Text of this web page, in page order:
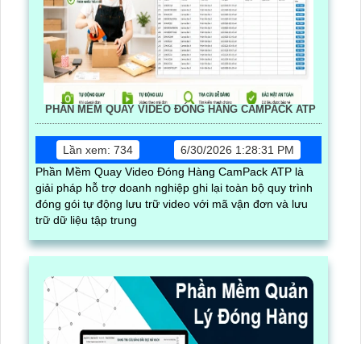
PHẦN MỀM QUAY VIDEO ĐÓNG HÀNG CAMPACK ATP
Lần xem: 734
6/30/2026 1:28:31 PM
Phần Mềm Quay Video Đóng Hàng CamPack ATP là
giải pháp hỗ trợ doanh nghiệp ghi lại toàn bộ quy trình
đóng gói tự động lưu trữ video với mã vận đơn và lưu
trữ dữ liệu tập trung